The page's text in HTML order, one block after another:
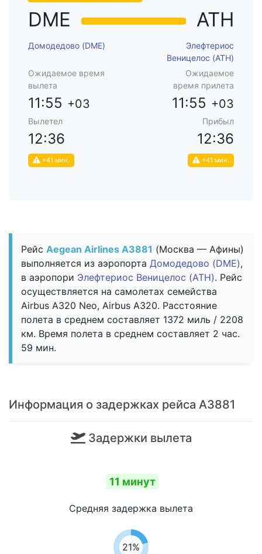
DME ATH
Домодедово (DME)
Элефтериос
Веницелос (ATH)
Ожидаемое время
вылета
Ожидаемое
время прилета
11:55 +03 11:55 +03
Вылетел Прибыл
12:36
+41 мин.
12:36
+41 мин.
Рейс Aegean Airlines A3881 (Москва — Афины)
выполняется из аэропорта Домодедово (DME),
в аэропори Элефтериос Веницелос (ATH). Рейс
осуществляется на самолетах семейства
Airbus A320 Neo, Airbus A320. Расстояние
полета в среднем составляет 1372 миль / 2208
км. Время полета в среднем составляет 2 час.
59 мин.
Информация о задержках рейса A3881
Задержки вылета
11 минут
Средняя задержка вылета
21%